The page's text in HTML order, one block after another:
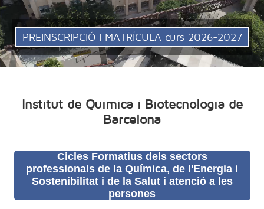
PREINSCRIPCIÓ I MATRÍCUL A curs 2026-2027
Institut de Química i Biotecnologia de
Barcelona
Cicles Formatius dels sectors
professionals de la Química, de l'Energia i
Sostenibilitat i de la Salut i atenció a les
persones